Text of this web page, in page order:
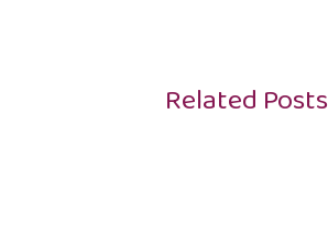
Related Posts